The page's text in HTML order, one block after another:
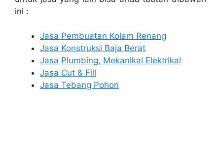
ini :
Jasa Pembuatan Kolam Renang
Jasa Konstruksi Baja Berat
Jasa Plumbing, Mekanikal Elektrikal
Jasa Cut & Fill
Jasa Tebang Pohon